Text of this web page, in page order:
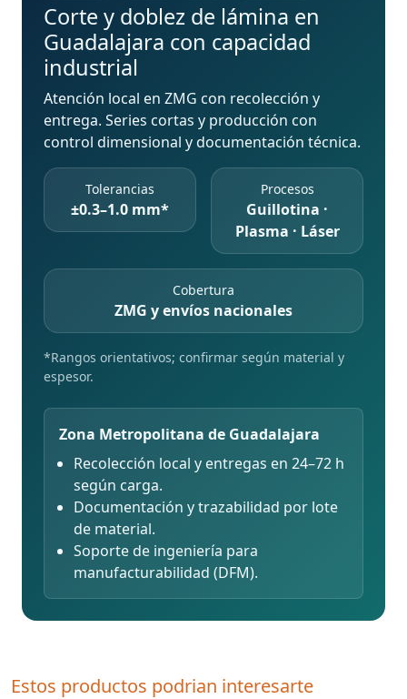
Corte y doblez de lámina en
Guadalajara con capacidad
industrial
Atención local en ZMG con recolección y
entrega. Series cortas y producción con
control dimensional y documentación técnica.
Tolerancias
±0.3–1.0 mm*
Procesos
Guillotina ·
Plasma · Láser
Cobertura
ZMG y envíos nacionales
*Rangos orientativos; confirmar según material y
espesor.
Zona Metropolitana de Guadalajara
Recolección local y entregas en 24–72 h
según carga.
Documentación y trazabilidad por lote
de material.
Soporte de ingeniería para
manufacturabilidad (DFM).
Estos productos podrian interesarte